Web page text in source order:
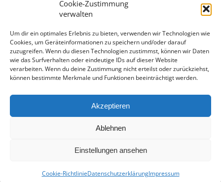
Cookie-Zustimmung
verwalten
Um dir ein optimales Erlebnis zu bieten, verwenden wir Technologien wie
Cookies, um Geräteinformationen zu speichern und/oder darauf
zuzugreifen. Wenn du diesen Technologien zustimmst, können wir Daten
wie das Surfverhalten oder eindeutige IDs auf dieser Website
verarbeiten. Wenn du deine Zustimmung nicht erteilst oder zurückziehst,
können bestimmte Merkmale und Funktionen beeinträchtigt werden.
Akzeptieren
Ablehnen
Einstellungen ansehen
Cookie-RichtlinieDatenschutzerklärungImpressum
Datenschutzerklärung| Design byIhr Internettischler